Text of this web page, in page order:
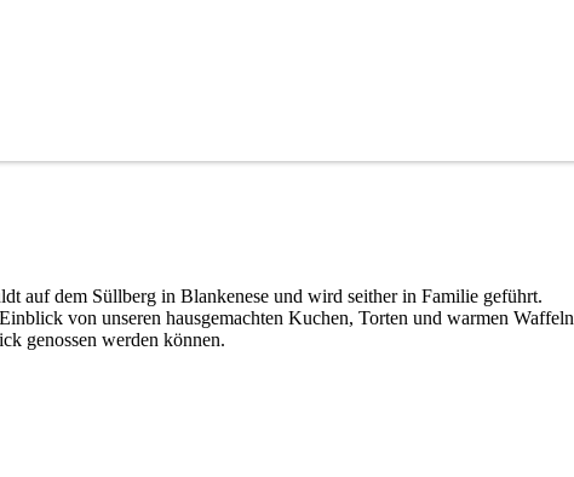
auf dem Süllberg in Blankenese und wird seither in Familie geführt.
von unseren hausgemachten Kuchen, Torten und warmen Waffeln
genossen werden können.